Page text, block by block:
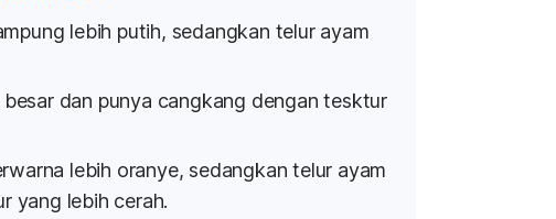
lebih putih, sedangkan telur ayam
dan punya cangkang dengan tesktur
lebih oranye, sedangkan telur ayam
yang lebih cerah.